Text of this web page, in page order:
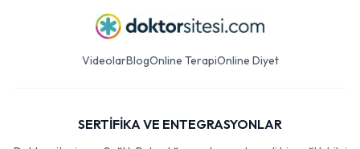
VideolarBlogOnline TerapiOnline Diyet
SERTİFİKA VE ENTEGRASYONLAR